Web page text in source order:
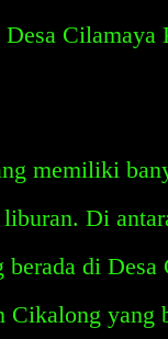
Cilamaya
memiliki
Di
di Desa
yang